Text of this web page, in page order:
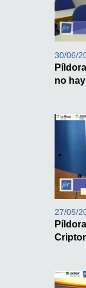
30/06/
no
27/05/